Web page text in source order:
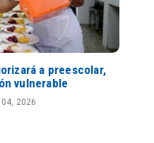
a preescolar,
vulnerable
2026